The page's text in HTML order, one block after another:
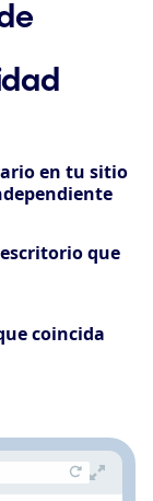
en tu sitio
que
coincida